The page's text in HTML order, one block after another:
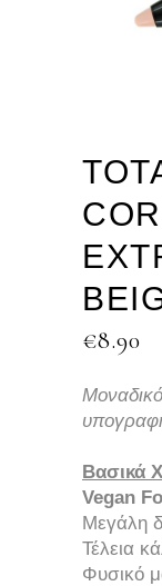
€8.90
Βασικά
Vegan
Μεγάλη
Τέλεια
Φυσικό